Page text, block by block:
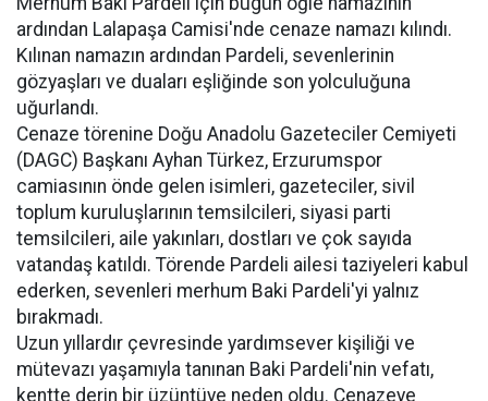
ardından Lalapaşa Camisi'nde cenaze namazı kılındı.
Kılınan namazın ardından Pardeli, sevenlerinin
gözyaşları ve duaları eşliğinde son yolculuğuna
uğurlandı.
Cenaze törenine Doğu Anadolu Gazeteciler Cemiyeti
(DAGC) Başkanı Ayhan Türkez, Erzurumspor
camiasının önde gelen isimleri, gazeteciler, sivil
toplum kuruluşlarının temsilcileri, siyasi parti
temsilcileri, aile yakınları, dostları ve çok sayıda
vatandaş katıldı. Törende Pardeli ailesi taziyeleri kabul
ederken, sevenleri merhum Baki Pardeli'yi yalnız
bırakmadı.
Uzun yıllardır çevresinde yardımsever kişiliği ve
mütevazı yaşamıyla tanınan Baki Pardeli'nin vefatı,
kentte derin bir üzüntüye neden oldu. Cenazeye